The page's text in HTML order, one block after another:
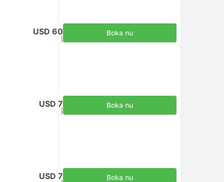
USD 60 Boka nu
USD 7 Boka nu
USD 7 Boka nu